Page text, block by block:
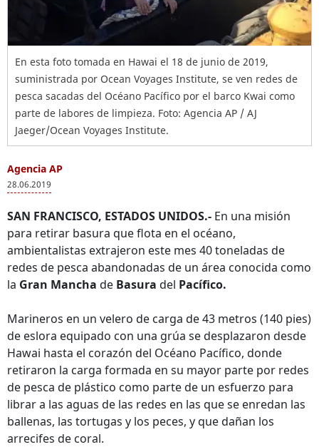
En esta foto tomada en Hawai el 18 de junio de 2019,
suministrada por Ocean Voyages Institute, se ven redes de
pesca sacadas del Océano Pacífico por el barco Kwai como
parte de labores de limpieza. Foto: Agencia AP / AJ
Jaeger/Ocean Voyages Institute.
Agencia AP
28.06.2019
SAN FRANCISCO, ESTADOS UNIDOS.- En una misión
para retirar basura que flota en el océano,
ambientalistas extrajeron este mes 40 toneladas de
redes de pesca abandonadas de un área conocida como
la Gran Mancha de Basura del Pacífico.
Marineros en un velero de carga de 43 metros (140 pies)
de eslora equipado con una grúa se desplazaron desde
Hawai hasta el corazón del Océano Pacífico, donde
retiraron la carga formada en su mayor parte por redes
de pesca de plástico como parte de un esfuerzo para
librar a las aguas de las redes en las que se enredan las
ballenas, las tortugas y los peces, y que dañan los
arrecifes de coral.